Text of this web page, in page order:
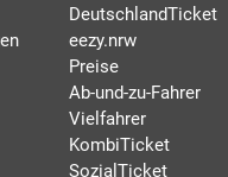
DeutschlandTicket
eezy.nrw
Preise
Ab-und-zu-Fahrer
Vielfahrer
KombiTicket
SozialTicket